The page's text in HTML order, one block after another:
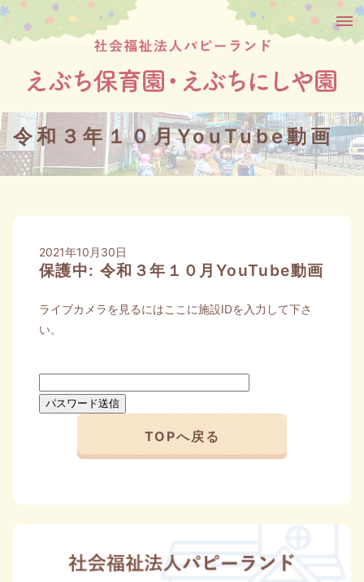
令和３年１０月YouTube動画
2021年10月30日
保護中: 令和３年１０月YouTube動画
ライブカメラを見るにはここに施設IDを入力して下さ
い。
TOPへ戻る